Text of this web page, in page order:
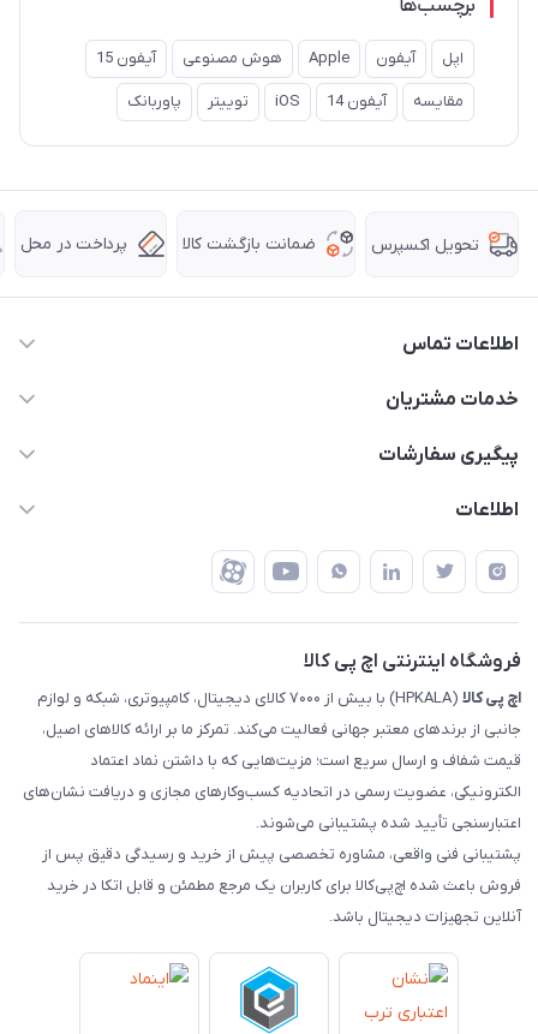
برچسب‌ها
اپل آیفون Apple هوش مصنوعی آیفون 15
مقایسه آیفون 14 iOS توییتر پاوربانک
تحویل اکسپرس ضمانت بازگشت کالا پرداخت در محل
اطلاعات تماس
63 0000 43 - 021
تهران - طبقه سوم تجاری - پلاک 11014
خدمات مشتریان
قوانین و مقررات
ضمانت اصالت کالا
پیگیری سفارشات
رهگیری مرسولات پست
رهگیری مرسولات چاپار
رهگیری مرسولات ماهکس
اطلاعات
درباره ما
تماس با ما
فروشگاه اینترنتی اچ پی کالا
اچ‌ پی‌ کالا
(HPKALA) با بیش از ۷۰۰۰ کالای دیجیتال، کامپیوتری، شبکه و لوازم
جانبی از برندهای معتبر جهانی فعالیت می‌کند. تمرکز ما بر ارائه کالاهای اصیل،
قیمت شفاف و ارسال سریع است؛ مزیت‌هایی که با داشتن نماد اعتماد
الکترونیکی، عضویت رسمی در اتحادیه کسب‌وکارهای مجازی و دریافت نشان‌های
اعتبارسنجی تأیید شده پشتیبانی می‌شوند.
پشتیبانی فنی واقعی، مشاوره تخصصی پیش از خرید و رسیدگی دقیق پس از
فروش باعث شده اچ‌پی‌کالا برای کاربران یک مرجع مطمئن و قابل اتکا در خرید
آنلاین تجهیزات دیجیتال باشد.